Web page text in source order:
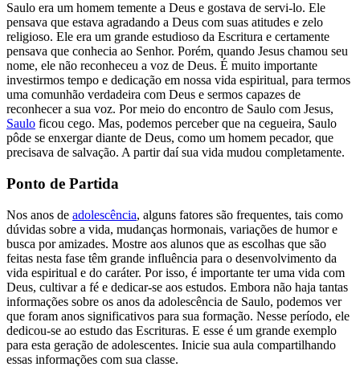
Saulo era um homem temente a Deus e gostava de servi-lo. Ele
pensava que estava agradando a Deus com suas atitudes e zelo
religioso. Ele era um grande estudioso da Escritura e certamente
pensava que conhecia ao Senhor. Porém, quando Jesus chamou seu
nome, ele não reconheceu a voz de Deus. É muito importante
investirmos tempo e dedicação em nossa vida espiritual, para termos
uma comunhão verdadeira com Deus e sermos capazes de
reconhecer a sua voz. Por meio do encontro de Saulo com Jesus,
Saulo ficou cego. Mas, podemos perceber que na cegueira, Saulo
pôde se enxergar diante de Deus, como um homem pecador, que
precisava de salvação. A partir daí sua vida mudou completamente.
Ponto de Partida
Nos anos de adolescência, alguns fatores são frequentes, tais como
dúvidas sobre a vida, mudanças hormonais, variações de humor e
busca por amizades. Mostre aos alunos que as escolhas que são
feitas nesta fase têm grande influência para o desenvolvimento da
vida espiritual e do caráter. Por isso, é importante ter uma vida com
Deus, cultivar a fé e dedicar-se aos estudos. Embora não haja tantas
informações sobre os anos da adolescência de Saulo, podemos ver
que foram anos significativos para sua formação. Nesse período, ele
dedicou-se ao estudo das Escrituras. E esse é um grande exemplo
para esta geração de adolescentes. Inicie sua aula compartilhando
essas informações com sua classe.